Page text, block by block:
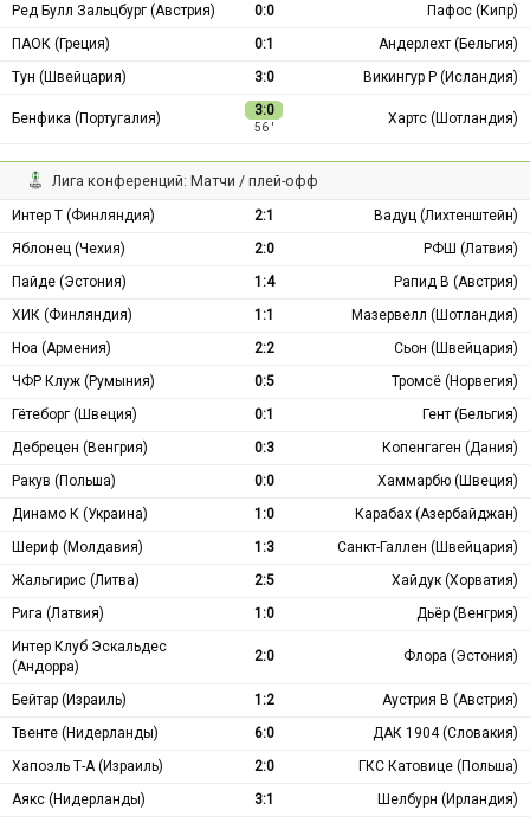
Ред Булл Зальцбург (Австрия)
0:0
Пафос (Кипр)
ПАОК (Греция)
0:1
Андерлехт (Бельгия)
Тун (Швейцария)
3:0 Викингур Р (Исландия)
Бенфика (Португалия) 3:0
56 ′
Хартс (Шотландия)
Лига конференций: Матчи / плей-офф
Интер Т (Финляндия) 2:1
Вадуц (Лихтенштейн)
Яблонец (Чехия)
2:0
РФШ (Латвия)
Пайде (Эстония)
1:4
Рапид В (Австрия)
ХИК (Финляндия)
1:1
Мазервелл (Шотландия)
Ноа (Армения)
2:2
Сьон (Швейцария)
ЧФР Клуж (Румыния)
0:5
Тромсё (Норвегия)
Гётеборг (Швеция)
0:1
Гент (Бельгия)
Дебрецен (Венгрия)
0:3
Копенгаген (Дания)
Ракув (Польша)
0:0
Хаммарбю (Швеция)
Динамо К (Украина)
1:0
Карабах (Азербайджан)
Шериф (Молдавия)
1:3
Санкт-Галлен (Швейцария)
Жальгирис (Литва)
2:5
Хайдук (Хорватия)
Рига (Латвия)
1:0
Дьёр (Венгрия)
Интер Клуб Эскальдес
(Андорра)
2:0 Флора (Эстония)
Бейтар (Израиль) 1:2
Аустрия В (Австрия)
Твенте (Нидерланды)
6:0
ДАК 1904 (Словакия)
Хапоэль Т-А (Израиль)
2:0
ГКС Катовице (Польша)
Аякс (Нидерланды)
3:1 Шелбурн (Ирландия)